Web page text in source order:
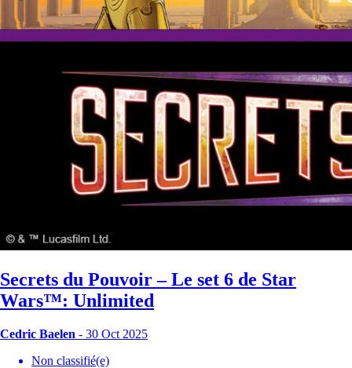
Secrets du Pouvoir – Le set 6 de Star
Wars™: Unlimited
Cedric Baelen - 30 Oct 2025
Non classifié(e)